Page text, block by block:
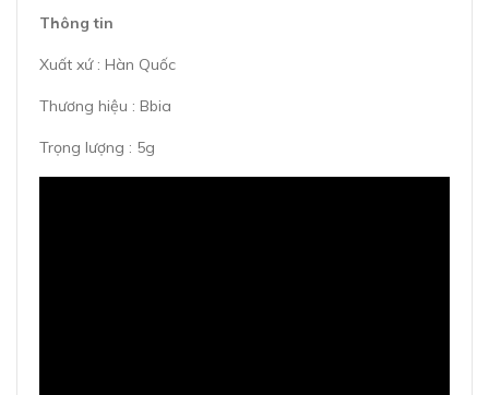
Thông tin
Xuất xứ : Hàn Quốc
Thương hiệu : Bbia
Trọng lượng : 5g